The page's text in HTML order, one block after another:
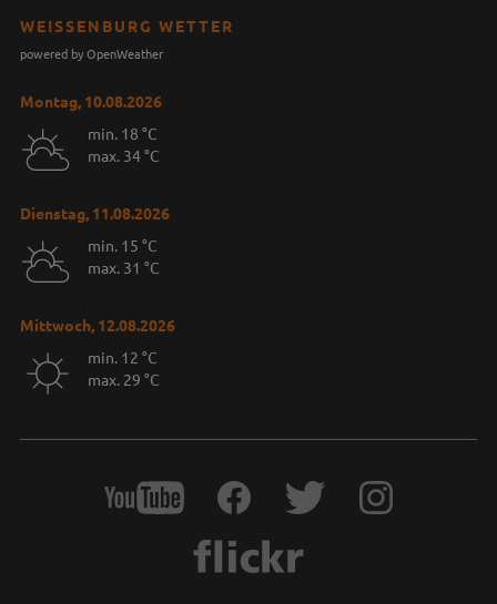
WEISSENBURG WETTER
powered by OpenWeather
Montag, 10.08.2026
min. 18 °C
max. 34 °C
Dienstag, 11.08.2026
min. 15 °C
max. 31 °C
Mittwoch, 12.08.2026
min. 12 °C
max. 29 °C